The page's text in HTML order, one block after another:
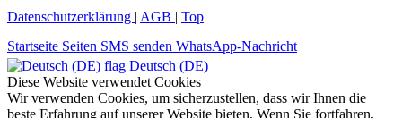
Datenschutzerklärung | AGB | Top
Startseite Seiten SMS senden WhatsApp-Nachricht
Deutsch (DE)
Diese Website verwendet Cookies
Wir verwenden Cookies, um sicherzustellen, dass wir Ihnen die
beste Erfahrung auf unserer Website bieten. Wenn Sie fortfahren,